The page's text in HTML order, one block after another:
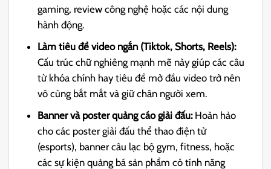
gaming, review công nghệ hoặc các nội dung
hành động.
Làm tiêu đề video ngắn (Tiktok, Shorts, Reels):
Cấu trúc chữ nghiêng mạnh mẽ này giúp các câu
từ khóa chính hay tiêu đề mở đầu video trở nên
vô cùng bắt mắt và giữ chân người xem.
Banner và poster quảng cáo giải đấu:Hoàn hảo
cho các poster giải đấu thể thao điện tử
(esports), banner câu lạc bộ gym, fitness, hoặc
các sự kiện quảng bá sản phẩm có tính năng